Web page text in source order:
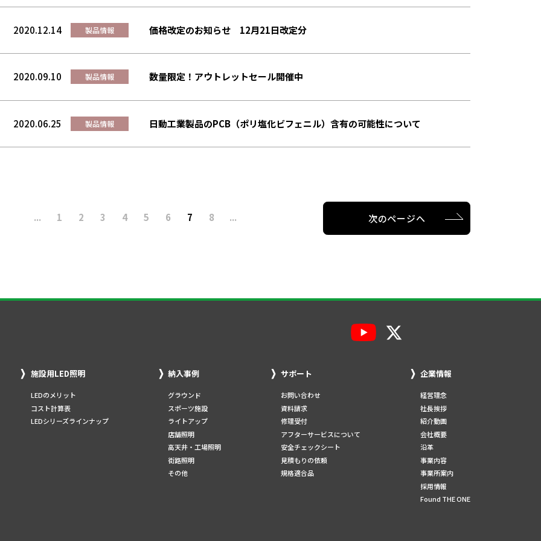
2020.12.14 製品情報 価格改定のお知らせ 12月21日改定分
2020.09.10 製品情報 数量限定！アウトレットセール開催中
2020.06.25 製品情報 日動工業製品のPCB（ポリ塩化ビフェニル）含有の可能性について
... 1 2 3 4 5 6 7 8 ... 次のページへ
施設用LED照明
LEDのメリット
コスト計算表
LEDシリーズラインナップ
納入事例
グラウンド
スポーツ施設
ライトアップ
店舗照明
高天井・工場照明
街路照明
その他
サポート
お問い合わせ
資料請求
修理受付
アフターサービスについて
安全チェックシート
見積もりの依頼
規格適合品
企業情報
経営理念
社長挨拶
紹介動画
会社概要
沿革
事業内容
事業所案内
採用情報
Found THE ONE